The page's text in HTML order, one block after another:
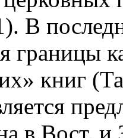
В
границы
книг
в Вост.